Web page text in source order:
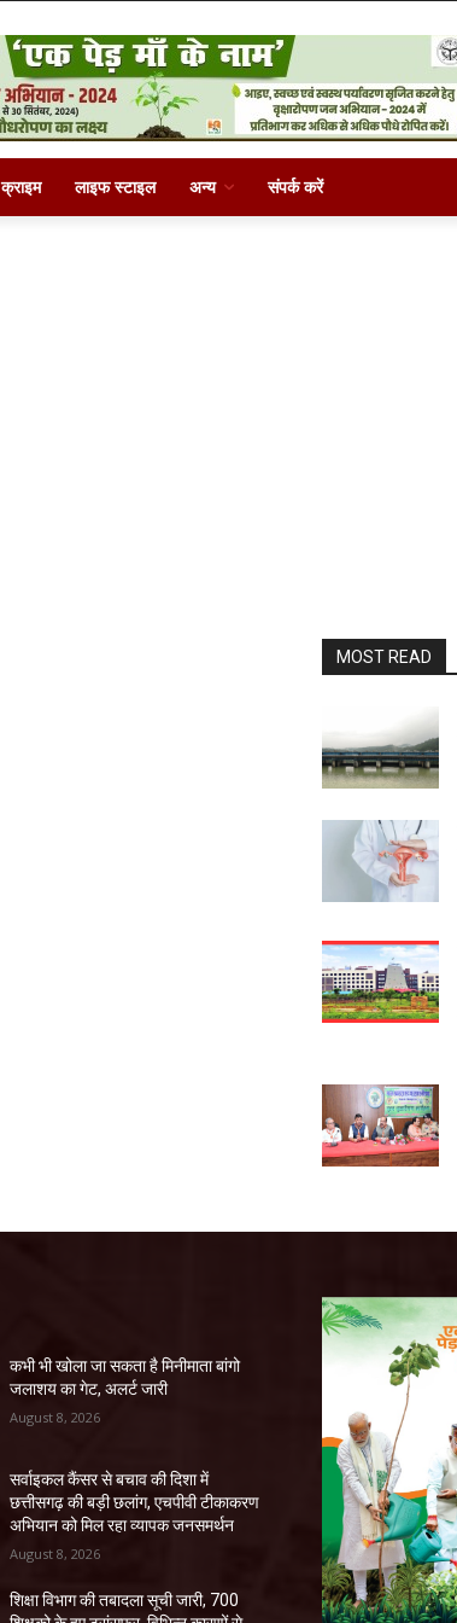
क्राइम लाइफ स्टाइल अन्य संपर्क करें
MOST READ
कभी भी खोला जा सकता है मिनीमाता बांगो
जलाशय का गेट, अलर्ट जारी
August 8, 2026
सर्वाइकल कैंसर से बचाव की दिशा में
छत्तीसगढ़ की बड़ी छलांग, एचपीवी टीकाकरण
अभियान को मिल रहा व्यापक जनसमर्थन
August 8, 2026
शिक्षा विभाग की तबादला सूची जारी, 700